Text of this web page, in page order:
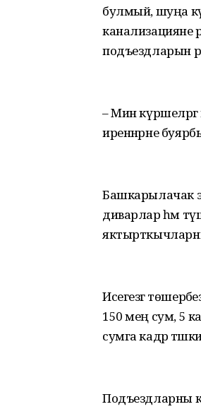
булмый, шуңа
канализацияне
подъездларын
– Мин
иреннәрне
Башкарылачак
диварлар һәм
яктырткычларны
Исегезгә
150 мең сум, 5
сумга кадәр
Подъездларны